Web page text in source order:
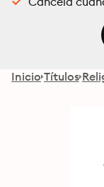
Inicio Títulos